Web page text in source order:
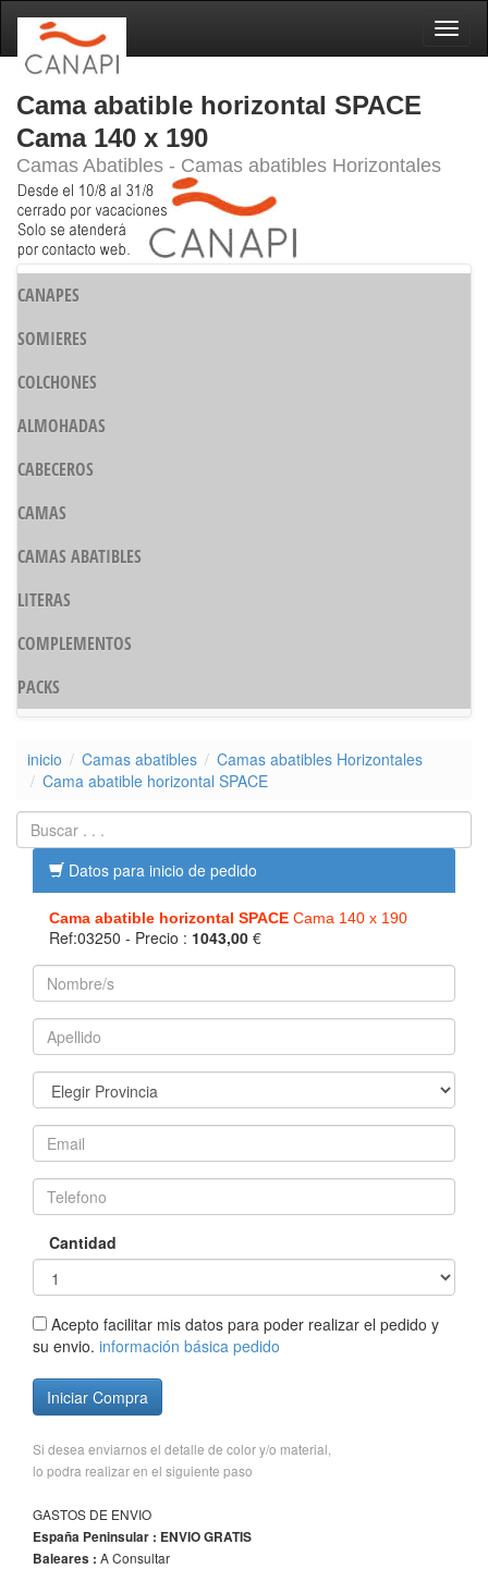
Cama abatible horizontal SPACE
Cama 140 x 190
Camas Abatibles - Camas abatibles Horizontales
CANAPES
SOMIERES
COLCHONES
ALMOHADAS
CABECEROS
CAMAS
CAMAS ABATIBLES
LITERAS
COMPLEMENTOS
PACKS
inicio Camas abatibles
Camas abatibles Horizontales
Cama abatible horizontal SPACE
Datos para inicio de pedido
Cama abatible horizontal SPACE Cama 140 x 190
Ref:03250 - Precio : 1043,00 €
Cantidad
Acepto facilitar mis datos para poder realizar el pedido y
su envio. información básica pedido
Iniciar Compra
Si desea enviarnos el detalle de color y/o material,
lo podra realizar en el siguiente paso
GASTOS DE ENVIO
España Peninsular : ENVIO GRATIS
Baleares : A Consultar